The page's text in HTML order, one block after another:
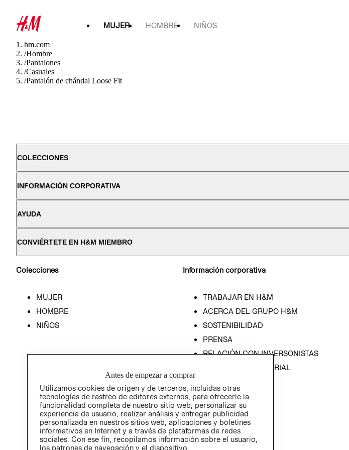
MUJER HOMBRE NIÑOS
hm.com
/Hombre
/Pantalones
/Casuales
/Pantalón de chándal Loose Fit
COLECCIONES
INFORMACIÓN CORPORATIVA
AYUDA
CONVIÉRTETE EN H&M MIEMBRO
Colecciones
MUJER
HOMBRE
NIÑOS
Información corporativa
TRABAJAR EN H&M
ACERCA DEL GRUPO H&M
SOSTENIBILIDAD
PRENSA
RELACIÓN CON INVERSONISTAS
POLÍTICA EMPRESARIAL
Antes de empezar a comprar
Utilizamos cookies de origen y de terceros, incluidas otras
tecnologías de rastreo de editores externos, para ofrecerle la
funcionalidad completa de nuestro sitio web, personalizar su
experiencia de usuario, realizar análisis y entregar publicidad
personalizada en nuestros sitios web, aplicaciones y boletines
informativos en Internet y a través de plataformas de redes
sociales. Con ese fin, recopilamos información sobre el usuario,
los patrones de navegación y el dispositivo.